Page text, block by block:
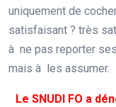
uniquement de
satisfaisant ? très
à ne pas reporter
mais à les assumer.
Le SNUDI FO a